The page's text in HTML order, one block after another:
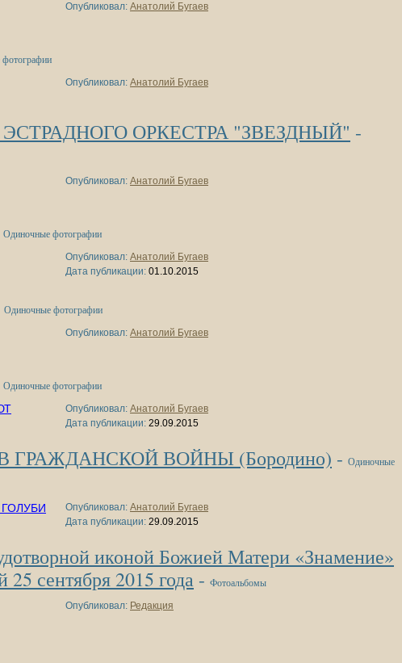
Опубликовал: Анатолий Бугаев
Опубликовал: Анатолий Бугаев
ОРКЕСТРА "ЗВЕЗДНЫЙ" -
Опубликовал: Анатолий Бугаев
Одиночные фотографии
Опубликовал: Анатолий Бугаев
Дата публикации: 01.10.2015
Одиночные фотографии
Опубликовал: Анатолий Бугаев
Одиночные фотографии
Опубликовал: Анатолий Бугаев
Дата публикации: 29.09.2015
ГРАЖДАНСКОЙ ВОЙНЫ (Бородино) - Одиночные
Опубликовал: Анатолий Бугаев
Дата публикации: 29.09.2015
иконой Божией Матери «Знамение»
сентября 2015 года - Фотоальбомы
Опубликовал: Редакция